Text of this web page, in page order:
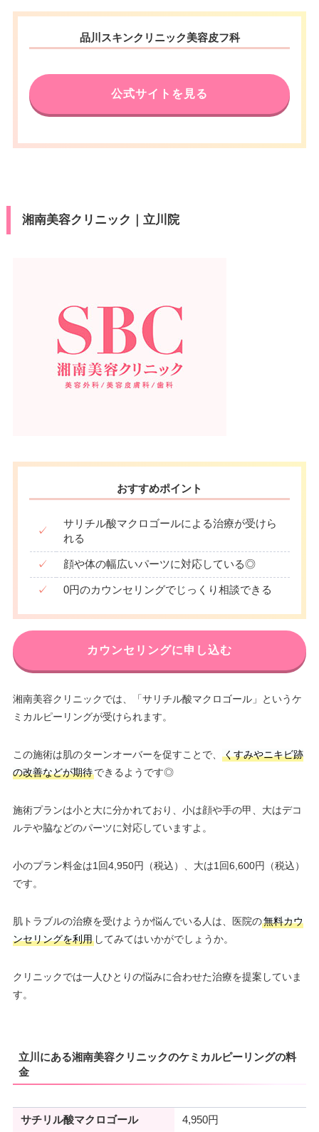
品川スキンクリニック美容皮フ科
公式サイトを見る
湘南美容クリニック｜立川院
おすすめポイント
✓
サリチル酸マクロゴールによる治療が受けら
れる
✓ 顔や体の幅広いパーツに対応している◎
✓ 0円のカウンセリングでじっくり相談できる
カウンセリングに申し込む
湘南美容クリニックでは、「サリチル酸マクロゴール」というケ
ミカルピーリングが受けられます。
この施術は肌のターンオーバーを促すことで、
くすみやニキビ跡
の改善などが期待できるようです◎
施術プランは小と大に分かれており、小は顔や手の甲、大はデコ
ルテや脇などのパーツに対応していますよ。
小のプラン料金は1回4,950円（税込）、大は1回6,600円（税込）
です。
肌トラブルの治療を受けようか悩んでいる人は、医院の無料カウ
ンセリングを利用してみてはいかがでしょうか。
クリニックでは一人ひとりの悩みに合わせた治療を提案していま
す。
立川にある湘南美容クリニックのケミカルピーリングの料
金
サチリル酸マクロゴール 4,950円